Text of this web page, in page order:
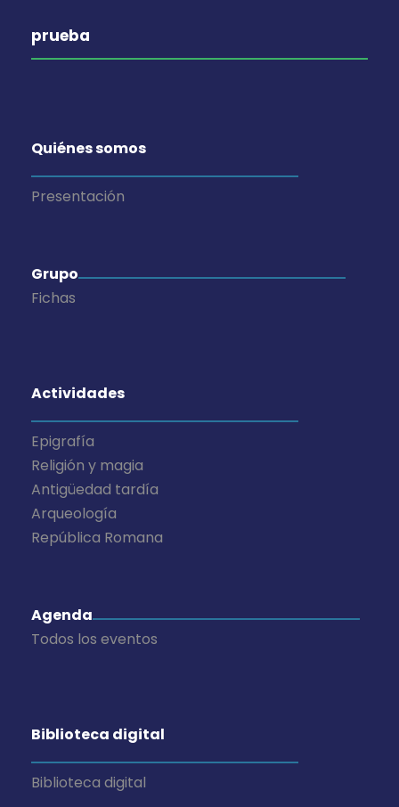
prueba
Quiénes somos
Presentación
Grupo
Fichas
Actividades
Epigrafía
Religión y magia
Antigüedad tardía
Arqueología
República Romana
Agenda
Todos los eventos
Biblioteca digital
Biblioteca digital